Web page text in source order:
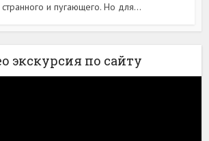
странного и пугающего. Но для...
экскурсия по сайту